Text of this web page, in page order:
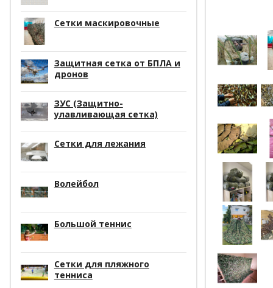
Сетки маскировочные
Защитная сетка от БПЛА и
дронов
ЗУС (Защитно-
улавливающая сетка)
Сетки для лежания
Волейбол
Большой теннис
Сетки для пляжного
тенниса